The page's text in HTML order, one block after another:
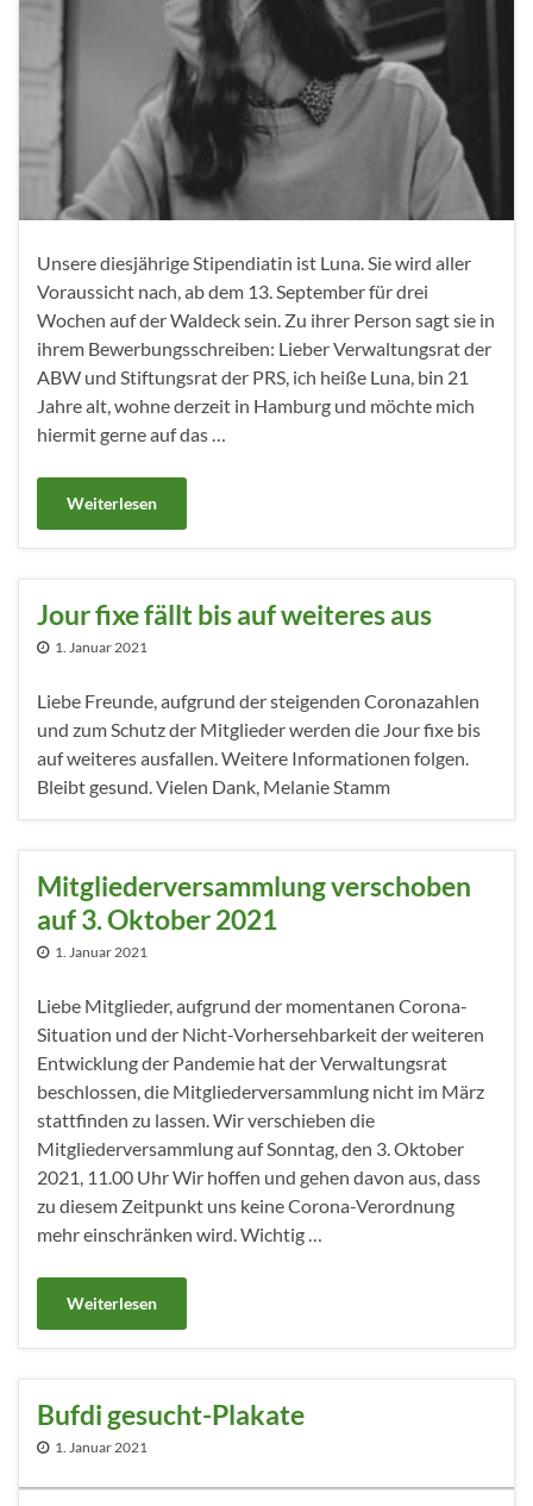
Unsere diesjährige Stipendiatin ist Luna. Sie wird aller
Voraussicht nach, ab dem 13. September für drei
Wochen auf der Waldeck sein. Zu ihrer Person sagt sie in
ihrem Bewerbungsschreiben: Lieber Verwaltungsrat der
ABW und Stiftungsrat der PRS, ich heiße Luna, bin 21
Jahre alt, wohne derzeit in Hamburg und möchte mich
hiermit gerne auf das …
Weiterlesen
Jour fixe fällt bis auf weiteres aus
1. Januar 2021
Liebe Freunde, aufgrund der steigenden Coronazahlen
und zum Schutz der Mitglieder werden die Jour fixe bis
auf weiteres ausfallen. Weitere Informationen folgen.
Bleibt gesund. Vielen Dank, Melanie Stamm
Mitgliederversammlung verschoben
auf 3. Oktober 2021
1. Januar 2021
Liebe Mitglieder, aufgrund der momentanen Corona-
Situation und der Nicht-Vorhersehbarkeit der weiteren
Entwicklung der Pandemie hat der Verwaltungsrat
beschlossen, die Mitgliederversammlung nicht im März
stattfinden zu lassen. Wir verschieben die
Mitgliederversammlung auf Sonntag, den 3. Oktober
2021, 11.00 Uhr Wir hoffen und gehen davon aus, dass
zu diesem Zeitpunkt uns keine Corona-Verordnung
mehr einschränken wird. Wichtig …
Weiterlesen
Bufdi gesucht-Plakate
1. Januar 2021